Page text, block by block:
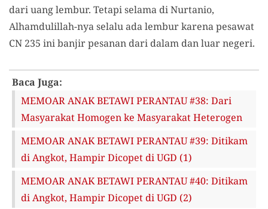
dari uang lembur. Tetapi selama di Nurtanio,
Alhamdulillah-nya selalu ada lembur karena pesawat
CN 235 ini banjir pesanan dari dalam dan luar negeri.
Baca Juga:
MEMOAR ANAK BETAWI PERANTAU #38: Dari
Masyarakat Homogen ke Masyarakat Heterogen
MEMOAR ANAK BETAWI PERANTAU #39: Ditikam
di Angkot, Hampir Dicopet di UGD (1)
MEMOAR ANAK BETAWI PERANTAU #40: Ditikam
di Angkot, Hampir Dicopet di UGD (2)